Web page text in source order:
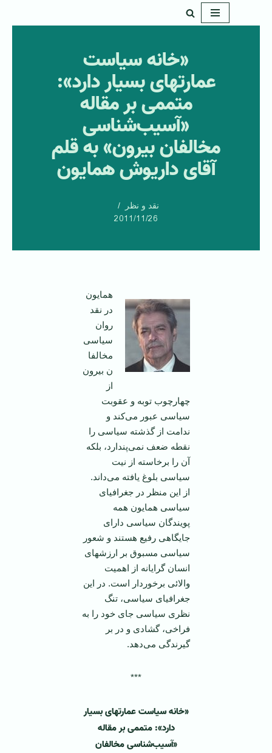
«خانه سیاست
عمارتهای بسیار دارد»:
متممی بر مقاله
«آسیب‌شناسی
مخالفان بیرون» به قلم
آقای داریوش همایون
نقد و نظر
2011/11/26
همایون
در نقد
روان
سیاسی
مخالفا
ن بیرون
از
چهارچوب توبه و عقوبت
سیاسی عبور می‌کند و
ندامت از گذشته سیاسی را
نقطه ضعف نمی‌پندارد، بلکه
آن را برخاسته از نیت
سیاسی بلوغ یافته می‌داند.
از این منظر در جغرافیای
سیاسی همایون همه
پویندگان سیاسی دارای
جایگاهی رفیع هستند و شعور
سیاسی مسبوق بر ارزشهای
انسان گرایانه از اهمیت
والائی برخوردار است. در این
جغرافیای سیاسی، تنگ
نظری سیاسی جای خود را به
فراخی، گشادی و در بر
گیرندگی می‌دهد.
***
«خانه سیاست عمارتهای بسیار
دارد»: متممی بر مقاله
«آسیب‌شناسی مخالفان